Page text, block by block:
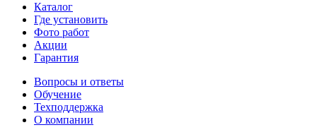
Каталог
Где установить
Фото работ
Акции
Гарантия
Вопросы и ответы
Обучение
Техподдержка
О компании